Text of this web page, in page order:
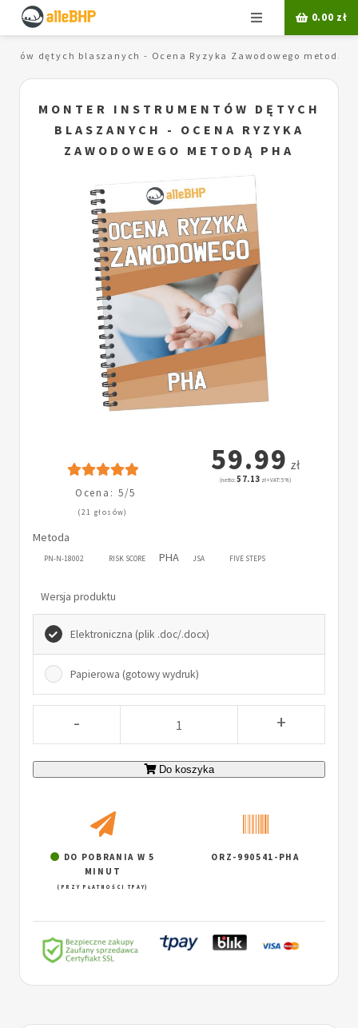
Menu 0.00 zł
dętych blaszanych - Ocena Ryzyka Zawodowego metodą
MONTER INSTRUMENTÓW DĘTYCH
BLASZANYCH - OCENA RYZYKA
ZAWODOWEGO METODĄ PHA
Ocena: 5/5
(21 głosów)
59.99 zł
(netto:57.13 zł + VAT: 5%)
Metoda
PN-N-18002 RISK SCORE PHA JSA FIVE STEPS
Wersja produktu
Elektroniczna (plik .doc/.docx)
Papierowa (gotowy wydruk)
- +
Do koszyka
DO POBRANIA W 5
MINUT
(PRZY PŁATNOŚCI TPAY)
ORZ-990541-PHA